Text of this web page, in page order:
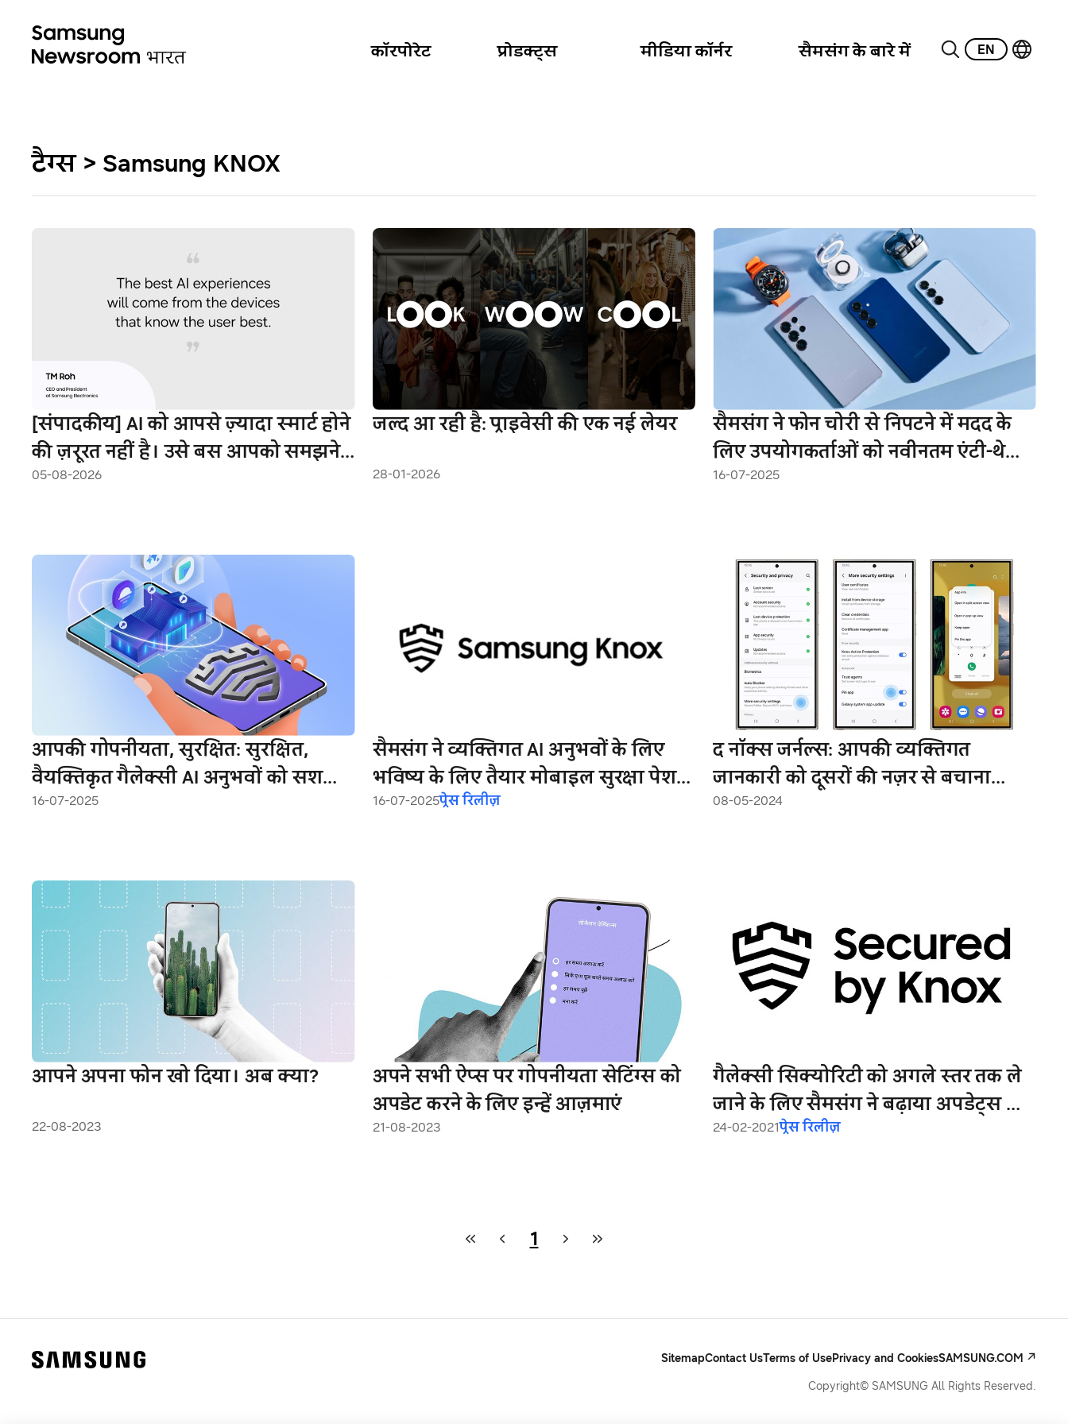
कॉरपोरेट प्रोडक्ट्स मीडिया कॉर्नर सैमसंग के बारे में EN
टैग्स > Samsung KNOX
[संपादकीय] AI को आपसे ज़्यादा स्मार्ट होने
की ज़रूरत नहीं है। उसे बस आपको समझने
की ज़रूरत है
05-08-2026
जल्द आ रही है: प्राइवेसी की एक नई लेयर
28-01-2026
सैमसंग ने फोन चोरी से निपटने में मदद के
लिए उपयोगकर्ताओं को नवीनतम एंटी-थेफ्ट
फीचर्स सक्रिय करने के लिए प्रोत्साहित
16-07-2025
आपकी गोपनीयता, सुरक्षित: सुरक्षित,
वैयक्तिकृत गैलेक्सी AI अनुभवों को सशक्त
बनाने वाली तकनीक के अंदर
16-07-2025
सैमसंग ने व्यक्तिगत AI अनुभवों के लिए
भविष्य के लिए तैयार मोबाइल सुरक्षा पेश
की
16-07-2025प्रेस रिलीज़
द नॉक्स जर्नल्स: आपकी व्यक्तिगत
जानकारी को दूसरों की नज़र से बचाना
चाहते हैं? रोकने के तरीके जानें
08-05-2024
आपने अपना फोन खो दिया। अब क्या?
22-08-2023
अपने सभी ऐप्स पर गोपनीयता सेटिंग्स को
अपडेट करने के लिए इन्हें आज़माएं
21-08-2023
गैलेक्सी सिक्योरिटी को अगले स्तर तक ले
जाने के लिए सैमसंग ने बढ़ाया अपडेट्स का
दायरा
24-02-2021प्रेस रिलीज़
1
SitemapContact UsTerms of UsePrivacy and CookiesSAMSUNG.COM
Copyright© SAMSUNG All Rights Reserved.